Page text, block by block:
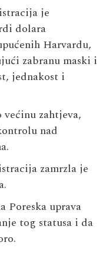
je
dolara
Harvardu,
zabranu maski i
jednakost i
zahtjeva,
nad
zamrzla je
Poreska uprava
tog statusa i da